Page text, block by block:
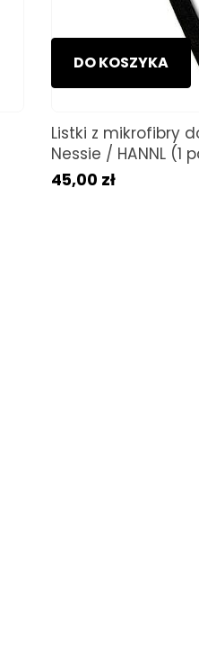
DO KOSZYKA
Listki z mikrofibry
Nessie / HANNL (1
45,00 zł